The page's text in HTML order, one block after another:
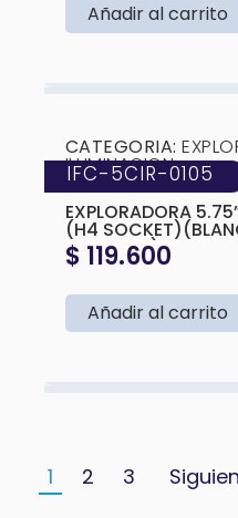
Añadir al carrito
❮
IFC-5CIR-0105
CATEGORIA:
ILUMINACION
MARCA:IFC
EXPLORADORA
(H4
AMARILLO)143X75MM
$119.600
Añadir al carrito
1 2 3